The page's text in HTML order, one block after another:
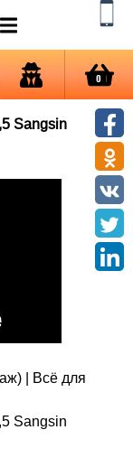
0
Sangsin
| Всё для
Sangsin